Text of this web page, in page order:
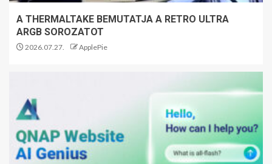
A THERMALTAKE BEMUTATJA A RETRO ULTRA
ARGB SOROZATOT
2026.07.27. ApplePie